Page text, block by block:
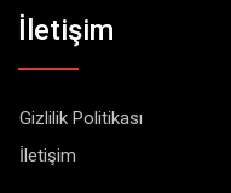
İletişim
Gizlilik Politikası
İletişim